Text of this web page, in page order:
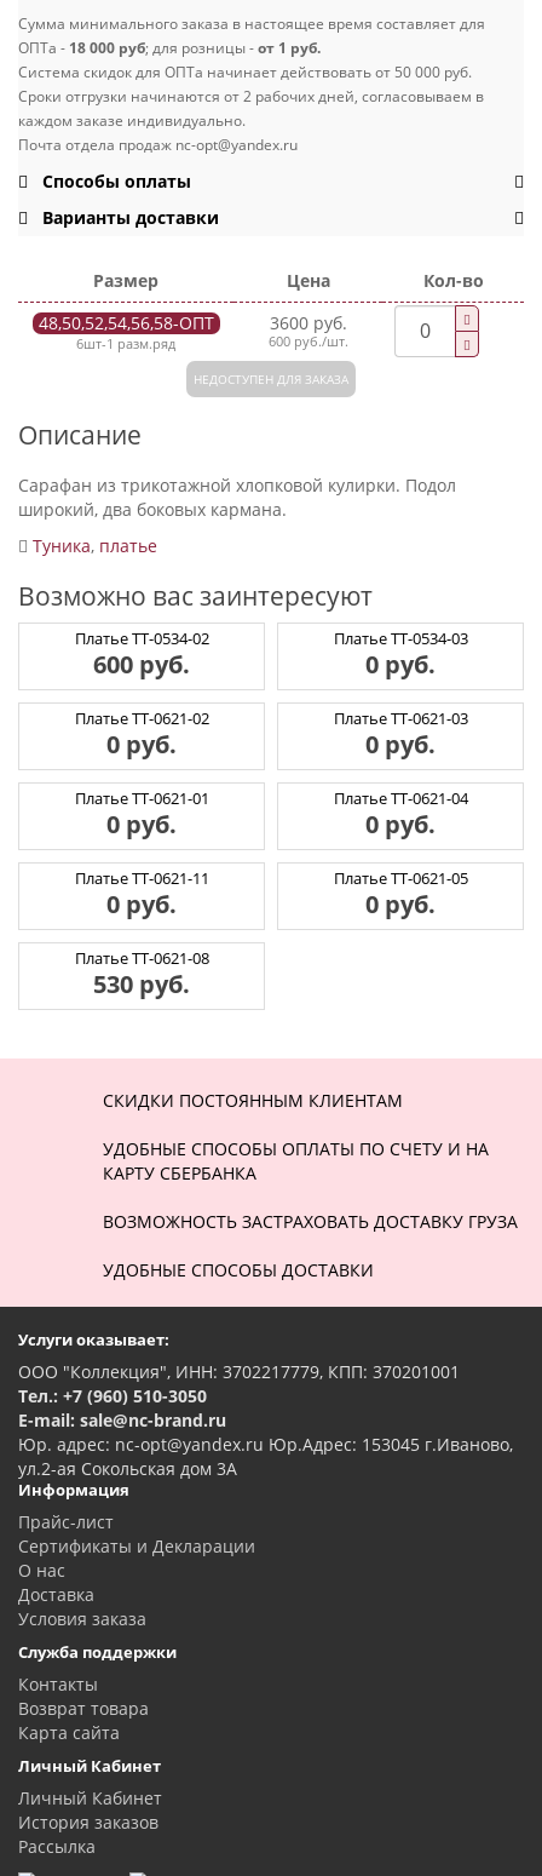
Сумма минимального заказа в настоящее время составляет для
ОПТа - 18 000 руб; для розницы -от 1 руб.
Система скидок для ОПТа начинает действовать от 50 000 руб.
Сроки отгрузки начинаются от 2 рабочих дней, согласовываем в
каждом заказе индивидуально.
Почта отдела продаж nc-opt@yandex.ru
Способы оплаты
Варианты доставки
Размер Цена
Кол-во
48,50,52,54,56,58-ОПТ
6шт-1 разм.ряд
3600 руб.
600 руб./шт.
НЕДОСТУПЕН ДЛЯ ЗАКАЗА
Описание
Сарафан из трикотажной хлопковой кулирки. Подол
широкий, два боковых кармана.
Туника, платье
Возможно вас заинтересуют
Платье ТТ-0534-02
600 руб.
Платье ТТ-0534-03
0 руб.
Платье ТТ-0621-02
0 руб.
Платье ТТ-0621-03
0 руб.
Платье ТТ-0621-01
0 руб.
Платье ТТ-0621-04
0 руб.
Платье ТТ-0621-11
0 руб.
Платье ТТ-0621-05
0 руб.
Платье ТТ-0621-08
530 руб.
СКИДКИ ПОСТОЯННЫМ КЛИЕНТАМ
УДОБНЫЕ СПОСОБЫ ОПЛАТЫ ПО СЧЕТУ И НА
КАРТУ СБЕРБАНКА
ВОЗМОЖНОСТЬ ЗАСТРАХОВАТЬ ДОСТАВКУ ГРУЗА
УДОБНЫЕ СПОСОБЫ ДОСТАВКИ
Услуги оказывает:
ООО "Коллекция", ИНН: 3702217779, КПП: 370201001
Тел.: +7 (960) 510-3050
E-mail: sale@nc-brand.ru
Юр. адрес: nc-opt@yandex.ru Юр.Адрес: 153045 г.Иваново,
ул.2-ая Сокольская дом 3А
Информация
Прайс-лист
Сертификаты и Декларации
О нас
Доставка
Условия заказа
Служба поддержки
Контакты
Возврат товара
Карта сайта
Личный Кабинет
Личный Кабинет
История заказов
Рассылка